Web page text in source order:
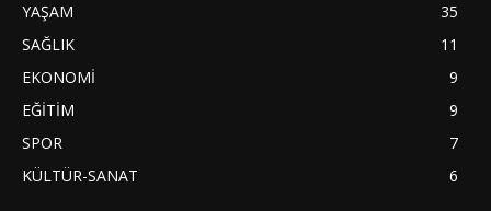
YAŞAM
35
SAĞLIK
11
EKONOMİ
9
EĞİTİM
9
SPOR
7
KÜLTÜR-SANAT
6